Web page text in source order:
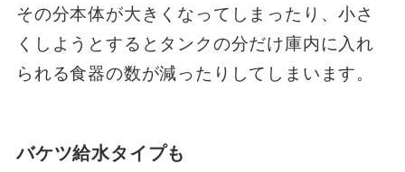
その分本体が大きくなってしまったり、小さ
くしようとするとタンクの分だけ庫内に入れ
られる食器の数が減ったりしてしまいます。
バケツ給水タイプも